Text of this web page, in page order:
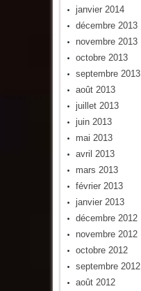
janvier 2014
décembre 2013
novembre 2013
octobre 2013
septembre 2013
août 2013
juillet 2013
juin 2013
mai 2013
avril 2013
mars 2013
février 2013
janvier 2013
décembre 2012
novembre 2012
octobre 2012
septembre 2012
août 2012